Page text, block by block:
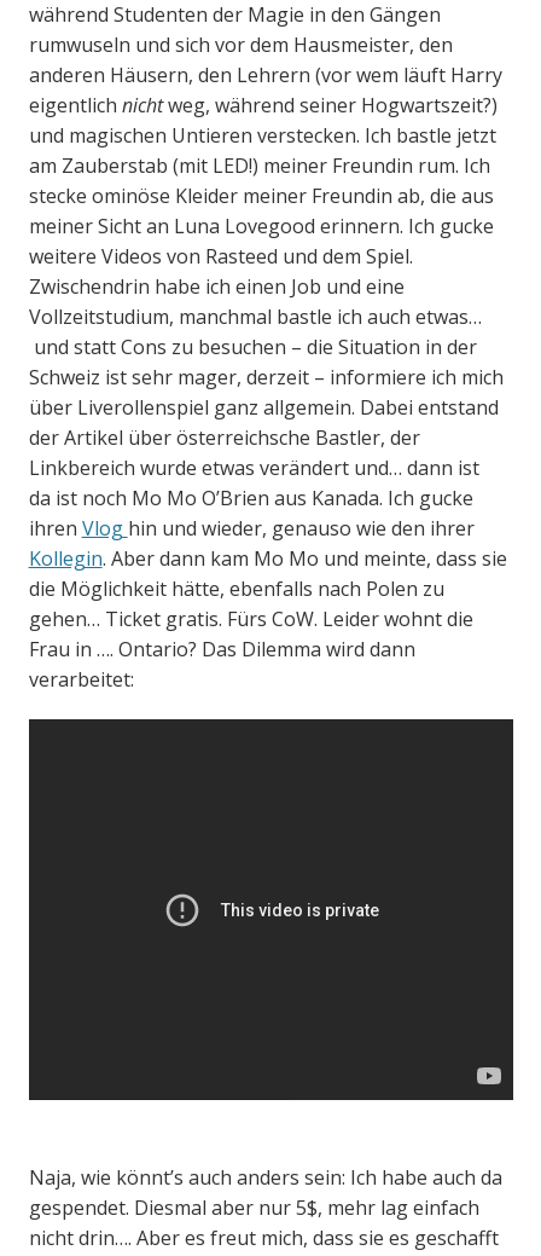
während Studenten der Magie in den Gängen
rumwuseln und sich vor dem Hausmeister, den
anderen Häusern, den Lehrern (vor wem läuft Harry
eigentlich nichtweg, während seiner Hogwartszeit?)
und magischen Untieren verstecken. Ich bastle jetzt
am Zauberstab (mit LED!) meiner Freundin rum. Ich
stecke ominöse Kleider meiner Freundin ab, die aus
meiner Sicht an Luna Lovegood erinnern. Ich gucke
weitere Videos von Rasteed und dem Spiel.
Zwischendrin habe ich einen Job und eine
Vollzeitstudium, manchmal bastle ich auch etwas…
und statt Cons zu besuchen – die Situation in der
Schweiz ist sehr mager, derzeit – informiere ich mich
über Liverollenspiel ganz allgemein. Dabei entstand
der Artikel über österreichsche Bastler, der
Linkbereich wurde etwas verändert und… dann ist
da ist noch Mo Mo O’Brien aus Kanada. Ich gucke
ihren Vlog hin und wieder, genauso wie den ihrer
Kollegin. Aber dann kam Mo Mo und meinte, dass sie
die Möglichkeit hätte, ebenfalls nach Polen zu
gehen… Ticket gratis. Fürs CoW. Leider wohnt die
Frau in …. Ontario? Das Dilemma wird dann
verarbeitet:
Naja, wie könnt’s auch anders sein: Ich habe auch da
gespendet. Diesmal aber nur 5$, mehr lag einfach
nicht drin…. Aber es freut mich, dass sie es geschafft